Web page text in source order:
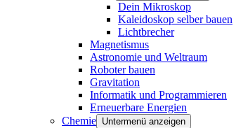
Dein Mikroskop
Kaleidoskop selber bauen
Lichtbrecher
Magnetismus
Astronomie und Weltraum
Roboter bauen
Gravitation
Informatik und Programmieren
Erneuerbare Energien
Chemie Untermenü anzeigen